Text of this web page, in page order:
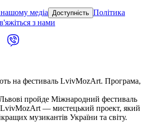
медіа Доступність Політика
з нами
на фестиваль LvivMozArt. Програма,
пройде Міжнародний фестиваль
LvivMozArt — мистецький проект, який
музикантів України та світу.